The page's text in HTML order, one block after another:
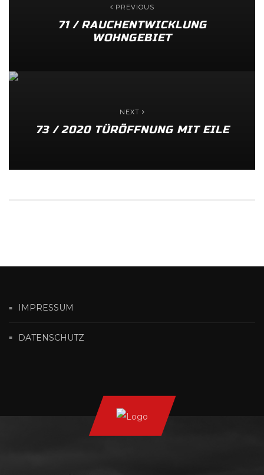
PREVIOUS
71 / RAUCHENTWICKLUNG
WOHNGEBIET
NEXT
73 / 2020 TÜRÖFFNUNG MIT EILE
IMPRESSUM
DATENSCHUTZ